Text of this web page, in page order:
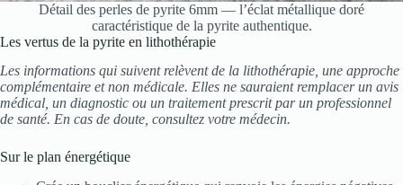
Détail des perles de pyrite 6mm — l’éclat métallique doré
caractéristique de la pyrite authentique.
Les vertus de la pyrite en lithothérapie
Les informations qui suivent relèvent de la lithothérapie, une approche
complémentaire et non médicale. Elles ne sauraient remplacer un avis
médical, un diagnostic ou un traitement prescrit par un professionnel
de santé. En cas de doute, consultez votre médecin.
Sur le plan énergétique